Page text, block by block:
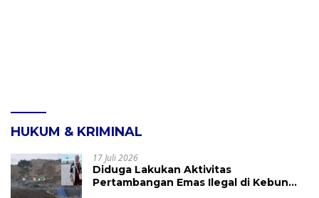
HUKUM & KRIMINAL
17 Juli 2026
Diduga Lakukan Aktivitas
Pertambangan Emas Ilegal di Kebun